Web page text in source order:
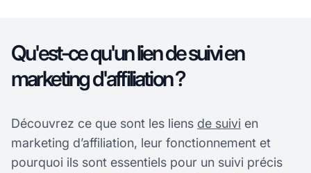
Qu'est-ce qu'un lien de suivi en
marketing d'affiliation ?
Découvrez ce que sont les liens de suivi en
marketing d’affiliation, leur fonctionnement et
pourquoi ils sont essentiels pour un suivi précis